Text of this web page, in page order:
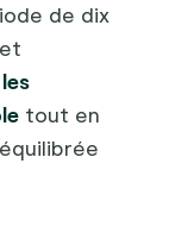
de dix
tout en